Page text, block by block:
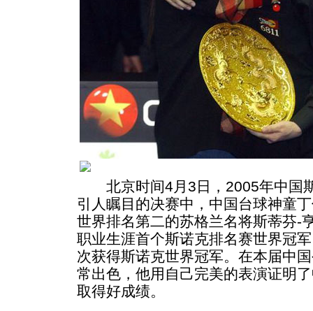
北京时间4月3日，2005年中国
引人瞩目的决赛中，中国台球神童
世界排名第二的苏格兰名将斯蒂芬-
职业生涯首个斯诺克排名赛世界冠
次获得斯诺克世界冠军。在本届中
常出色，他用自己完美的表演证明
取得好成绩。